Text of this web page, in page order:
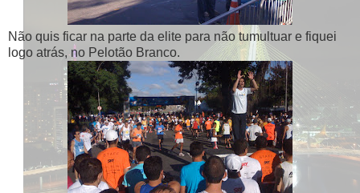
Não quis ficar na parte da elite para não tumultuar e fiquei
logo atrás, no Pelotão Branco.